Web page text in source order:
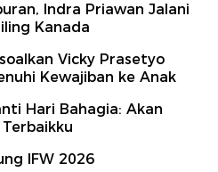
Indra Priawan Jalani
Kanada
Vicky Prasetyo
Kewajiban ke Anak
Hari Bahagia: Akan
IFW 2026